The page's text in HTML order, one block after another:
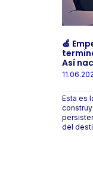
🍏
Así
Esta es
del